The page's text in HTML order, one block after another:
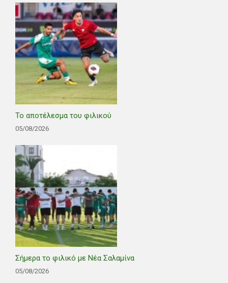
Το αποτέλεσμα του φιλικού
05/08/2026
Σήμερα το φιλικό με Νέα Σαλαμίνα
05/08/2026